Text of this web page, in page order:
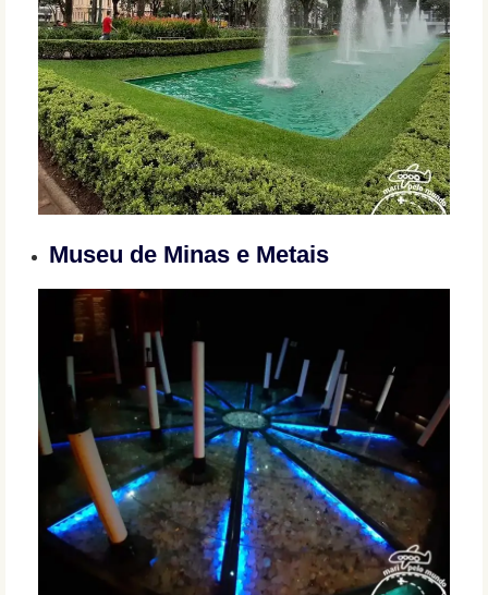
Museu de Minas e Metais